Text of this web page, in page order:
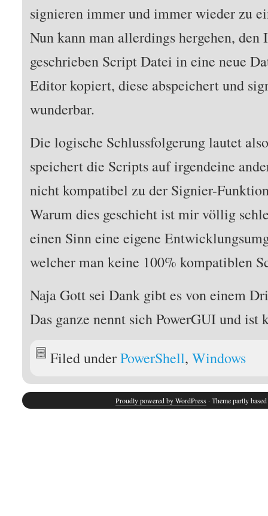
signieren immer und immer wieder zu
Nun kann man allerdings hergehen,
geschrieben Script Datei in eine neue
Editor kopiert, diese abspeichert und
wunderbar.
Die logische Schlussfolgerung lautet
speichert die Scripts auf irgendeine
nicht kompatibel zu der Signier-
Warum dies geschieht ist mir völlig
einen Sinn eine eigene
welcher man keine 100% kompatiblen
Naja Gott sei Dank gibt es von einem
Das ganze nennt sich PowerGUI und ist
Filed underPowerShell,Windows
Proudly powered by WordPress · Theme partly